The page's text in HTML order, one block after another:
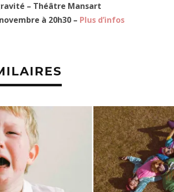
– Théâtre Mansart
à 20h30 – Plus d’infos